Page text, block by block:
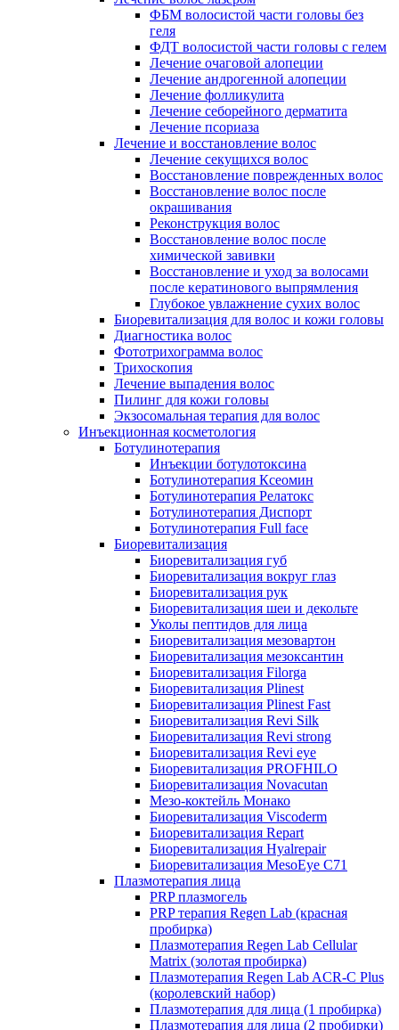
ФБМ волосистой части головы без
геля
ФДТ волосистой части головы с гелем
Лечение очаговой алопеции
Лечение андрогенной алопеции
Лечение фолликулита
Лечение себорейного дерматита
Лечение псориаза
Лечение и восстановление волос
Лечение секущихся волос
Восстановление поврежденных волос
Восстановление волос после
окрашивания
Реконструкция волос
Восстановление волос после
химической завивки
Восстановление и уход за волосами
после кератинового выпрямления
Глубокое увлажнение сухих волос
Биоревитализация для волос и кожи головы
Диагностика волос
Фототрихограмма волос
Трихоскопия
Лечение выпадения волос
Пилинг для кожи головы
Экзосомальная терапия для волос
Инъекционная косметология
Ботулинотерапия
Инъекции ботулотоксина
Ботулинотерапия Ксеомин
Ботулинотерапия Релатокс
Ботулинотерапия Диспорт
Ботулинотерапия Full face
Биоревитализация
Биоревитализация губ
Биоревитализация вокруг глаз
Биоревитализация рук
Биоревитализация шеи и декольте
Уколы пептидов для лица
Биоревитализация мезовартон
Биоревитализация мезоксантин
Биоревитализация Filorga
Биоревитализация Plinest
Биоревитализация Plinest Fast
Биоревитализация Revi Silk
Биоревитализация Revi strong
Биоревитализация Revi eye
Биоревитализация PROFHILO
Биоревитализация Novacutan
Мезо-коктейль Монако
Биоревитализация Viscoderm
Биоревитализация Repart
Биоревитализация Hyalrepair
Биоревитализация MesoEye C71
Плазмотерапия лица
PRP плазмогель
PRP терапия Regen Lab (красная
пробирка)
Плазмотерапия Regen Lab Cellular
Matrix (золотая пробирка)
Плазмотерапия Regen Lab ACR-C Plus
(королевский набор)
Плазмотерапия для лица (1 пробирка)
Плазмотерапия для лица (2 пробирки)